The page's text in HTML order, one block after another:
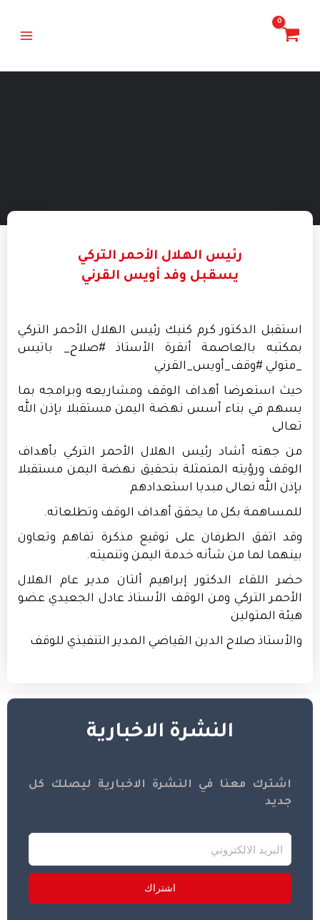
المحتوى
رئيس الهلال الأحمر التركي
يسقبل وفد أويس القرني
استقبل الدكتور كرم كنيك رئيس الهلال الأحمر التركي
بمكتبه بالعاصمة أنقرة الأستاذ #صلاح_ باتيس
_متولي #وقف_أويس_القرني
حيث استعرضا أهداف الوقف ومشاريعه وبرامجه بما
يسهم في بناء أسس نهضة اليمن مستقبلا بإذن الله
تعالى
من جهته أشاد رئيس الهلال الأحمر التركي بأهداف
الوقف ورؤيته المتمثلة بتحقيق نهضة اليمن مستقبلا
بإذن الله تعالى مبديا استعدادهم
للمساهمة بكل ما يحقق أهداف الوقف وتطلعاته.
وقد اتفق الطرفان على توقيع مذكرة تفاهم وتعاون
بينهما لما من شأنه خدمة اليمن وتنميته.
حضر اللقاء الدكتور إبراهيم ألتان مدير عام الهلال
الأحمر التركي ومن الوقف الأستاذ عادل الجعيدي عضو
هيئة المتولين
والأستاذ صلاح الدين القياضي المدير التنفيذي للوقف
النشرة الاخبارية
اشترك معنا في النشرة الاخبارية ليصلك كل
جديد
اشتراك